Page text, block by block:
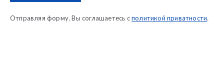
Отправляя форму, Вы соглашаетесь с политикой приватности.